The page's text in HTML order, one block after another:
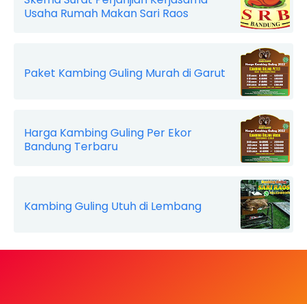
Usaha Rumah Makan Sari Raos
Paket Kambing Guling Murah di Garut
Harga Kambing Guling Per Ekor
Bandung Terbaru
Kambing Guling Utuh di Lembang